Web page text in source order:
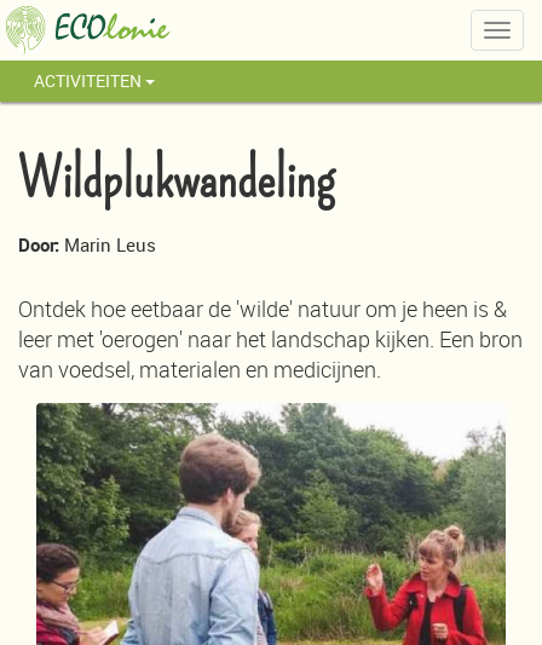
ACTIVITEITEN
Wildplukwandeling
Door: Marin Leus
Ontdek hoe eetbaar de 'wilde' natuur om je heen is &
leer met 'oerogen' naar het landschap kijken. Een bron
van voedsel, materialen en medicijnen.